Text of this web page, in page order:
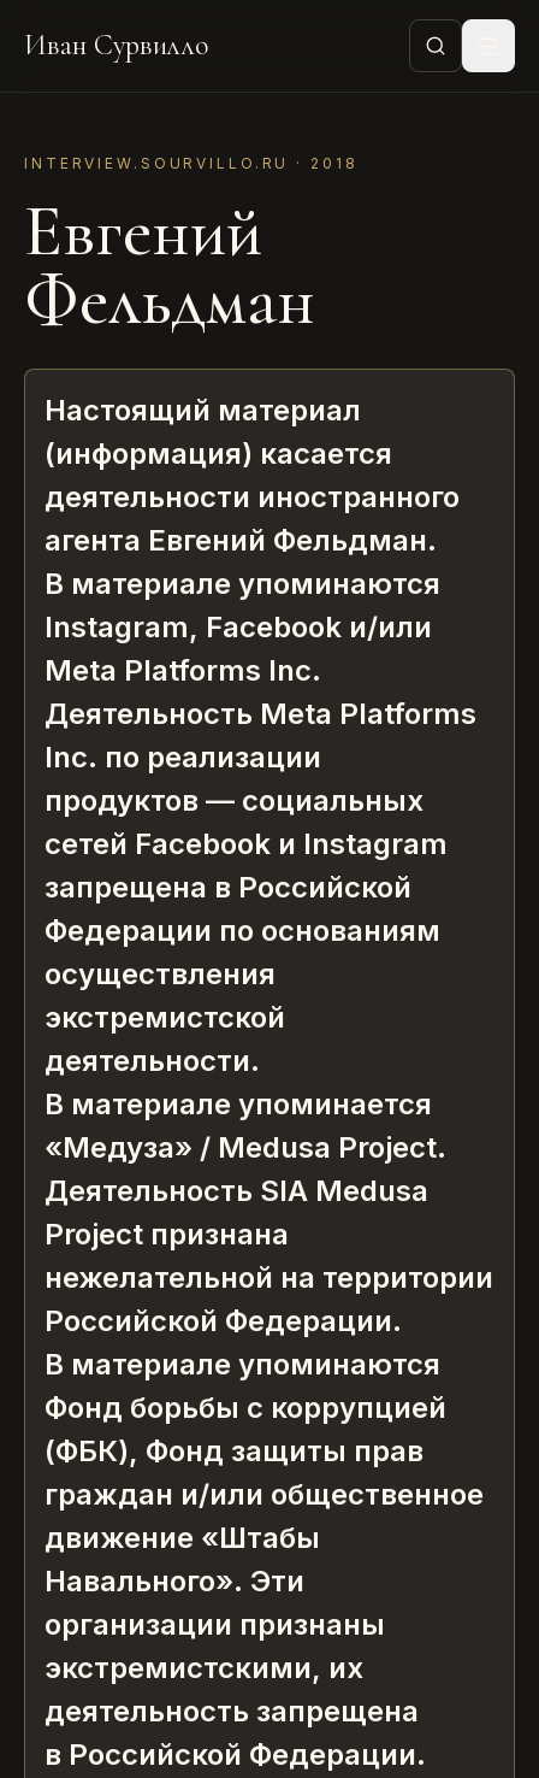
Иван Сурвилло
INTERVIEW.SOURVILLO.RU · 2018
Евгений
Фельдман
Настоящий материал
(информация) касается
деятельности иностранного
агента Евгений Фельдман.
В материале упоминаются
Instagram, Facebook и/или
Meta Platforms Inc.
Деятельность Meta Platforms
Inc. по реализации
продуктов — социальных
сетей Facebook и Instagram
запрещена в Российской
Федерации по основаниям
осуществления
экстремистской
деятельности.
В материале упоминается
«Медуза» / Medusa Project.
Деятельность SIA Medusa
Project признана
нежелательной на территории
Российской Федерации.
В материале упоминаются
Фонд борьбы с коррупцией
(ФБК), Фонд защиты прав
граждан и/или общественное
движение «Штабы
Навального». Эти
организации признаны
экстремистскими, их
деятельность запрещена
в Российской Федерации.